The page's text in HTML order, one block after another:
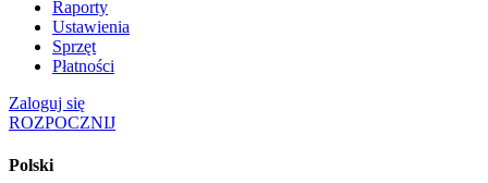
Raporty
Ustawienia
Sprzęt
Płatności
Zaloguj się
ROZPOCZNIJ
Polski